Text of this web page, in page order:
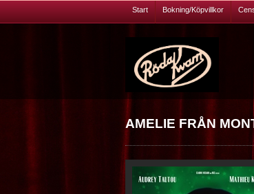
Start Bokning/Köpvillkor
AMELIE FRÅN